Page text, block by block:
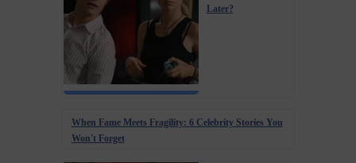
Later?
When Fame Meets Fragility: 6 Celebrity Stories You
Won't Forget